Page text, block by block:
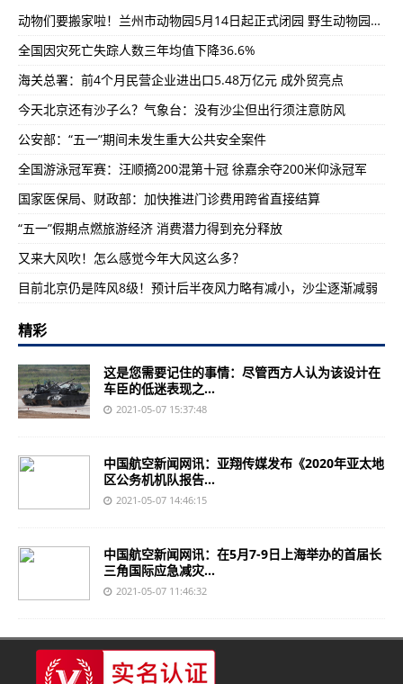
动物们要搬家啦！兰州市动物园5月14日起正式闭园 野生动物园10月前开放
全国因灾死亡失踪人数三年均值下降36.6%
海关总署：前4个月民营企业进出口5.48万亿元 成外贸亮点
今天北京还有沙子么？气象台：没有沙尘但出行须注意防风
公安部：“五一”期间未发生重大公共安全案件
全国游泳冠军赛：汪顺摘200混第十冠 徐嘉余夺200米仰泳冠军
国家医保局、财政部：加快推进门诊费用跨省直接结算
“五一”假期点燃旅游经济 消费潜力得到充分释放
又来大风吹！怎么感觉今年大风这么多？
目前北京仍是阵风8级！预计后半夜风力略有减小，沙尘逐渐减弱
精彩
这是您需要记住的事情：尽管西方人认为该设计在
车臣的低迷表现之...
2021-05-07 15:37:48
中国航空新闻网讯：亚翔传媒发布《2020年亚太地
区公务机机队报告...
2021-05-07 14:46:15
中国航空新闻网讯：在5月7-9日上海举办的首届长
三角国际应急减灾...
2021-05-07 11:46:32